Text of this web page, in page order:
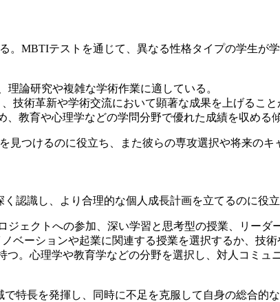
MBTIテストを通じて、異なる性格タイプの学生が
理論研究や複雑な学術作業に適している。
技術革新や学術交流において顕著な成果を上げること
、教育や心理学などの学問分野で優れた成績を収める
つけるのに役立ち、また彼らの専攻選択や将来のキ
認識し、より合理的な個人成長計画を立てるのに役
ェクトへの参加、深い学習と思考型の授業、リーダ
ベーションや起業に関連する授業を選択するか、技
。心理学や教育学などの分野を選択し、対人コミ
特長を発揮し、同時に不足を克服して自身の総合的